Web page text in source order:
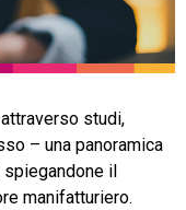
studi,
– una panoramica
il
manifatturiero.